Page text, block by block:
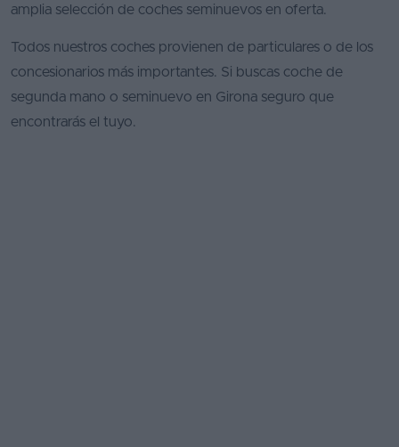
amplia selección de coches seminuevos en oferta.
Todos nuestros coches provienen de particulares o de los
concesionarios más importantes. Si buscas coche de
segunda mano o seminuevo en Girona seguro que
encontrarás el tuyo.